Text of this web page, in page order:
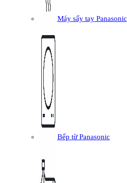
Máy sấy tay Panasonic
Bếp từ Panasonic